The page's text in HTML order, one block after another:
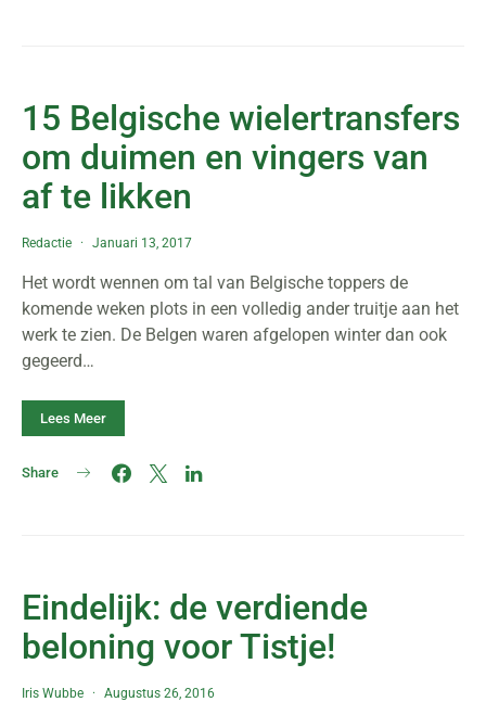
15 Belgische wielertransfers
om duimen en vingers van
af te likken
Redactie Januari 13, 2017
Het wordt wennen om tal van Belgische toppers de
komende weken plots in een volledig ander truitje aan het
werk te zien. De Belgen waren afgelopen winter dan ook
gegeerd…
Lees Meer
Share
Eindelijk: de verdiende
beloning voor Tistje!
Iris Wubbe Augustus 26, 2016